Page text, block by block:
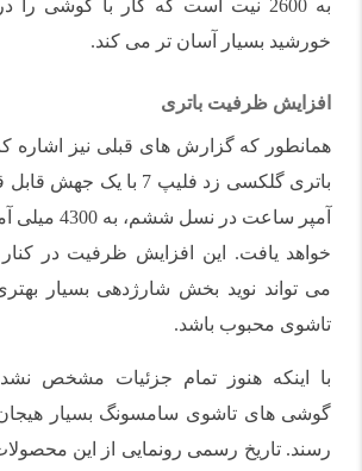
به 2600 نیت است که کار با گوشی
خورشید بسیار آسان تر می کند.
افزایش ظرفیت باتری
همانطور که گزارش های قبلی نیز اشاره
آمپر ساعت در
خواهد یافت. این افزایش ظرفیت در کنار
می تواند نوید بخش شارژدهی بسیار
تاشوی محبوب باشد.
با اینکه هنوز تمام جزئیات مشخص
گوشی های تاشوی سامسونگ بسیار